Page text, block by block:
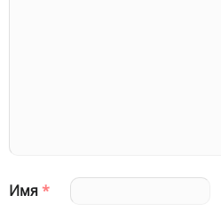
Имя*